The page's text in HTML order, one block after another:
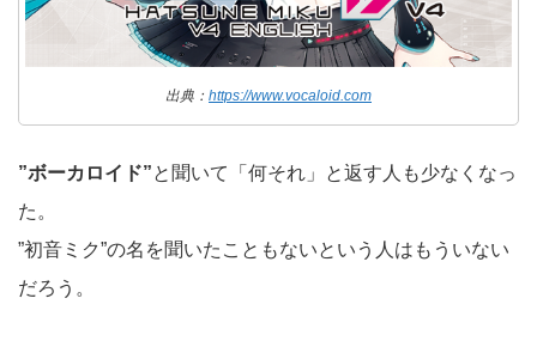
出典： https://www.vocaloid.com
”ボーカロイド”と聞いて「何それ」と返す人も少なくなっ
た。
”初音ミク”の名を聞いたこともないという人はもういない
だろう。